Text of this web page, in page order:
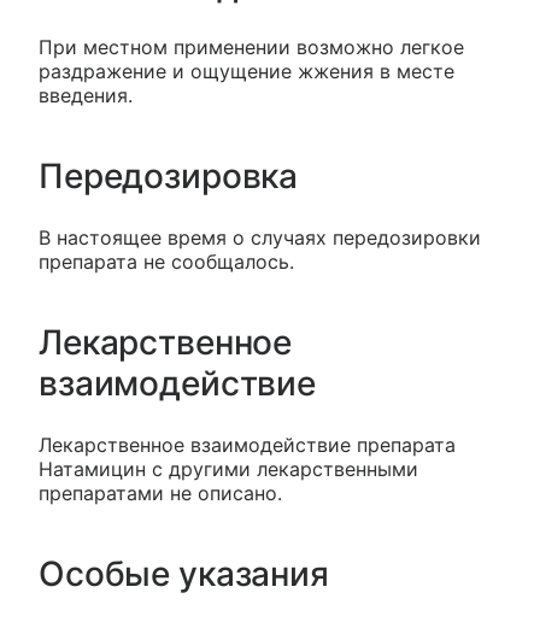
При местном применении возможно легкое
раздражение и ощущение жжения в месте
введения.
Передозировка
В настоящее время о случаях передозировки
препарата не сообщалось.
Лекарственное
взаимодействие
Лекарственное взаимодействие препарата
Натамицин с другими лекарственными
препаратами не описано.
Особые указания